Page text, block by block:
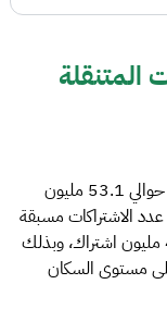
المتنقلة
بلغ عدد الاشتراكات في خدمات الاتصالات المتنقلة حوالي 53.1 مليون
وبلغت نسبة عدد الاشتراكات مسبقة
الدفع ما يعادل 86.2% بعدد اشتراكات بلغ 45.7 مليون اشتراك، وبذلك
مستوى السكان